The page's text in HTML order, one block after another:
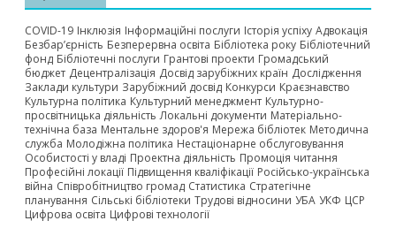
COVID-19 Інклюзія Інформаційні послуги Історія успіху Адвокація
Безбар’єрність Безперервна освіта Бібліотека року Бібліотечний
фонд Бібліотечні послуги Грантові проекти Громадський
бюджет Децентралізація Досвід зарубіжних країн Дослідження
Заклади культури Зарубіжний досвід Конкурси Краєзнавство
Культурна політика Культурний менеджмент Культурно-
просвітницька діяльність Локальні документи Матеріально-
технічна база Ментальне здоров'я Мережа бібліотек Методична
служба Молодіжна політика Нестаціонарне обслуговування
Особистості у владі Проектна діяльність Промоція читання
Професійні локації Підвищення кваліфікації Російсько-українська
війна Співробітництво громад Статистика Стратегічне
планування Сільські бібліотеки Трудові відносини УБА УКФ ЦСР
Цифрова освіта Цифрові технології